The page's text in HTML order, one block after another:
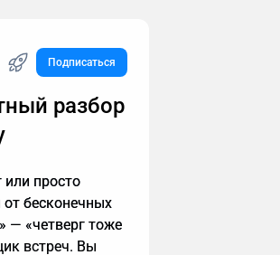
И вы не
вам не
то я
Подписаться
разбор
или просто
бесконечных
— «четверг тоже
встреч. Вы